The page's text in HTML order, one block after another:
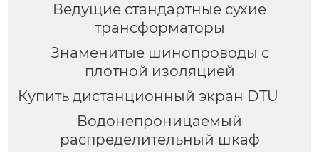
Ведущие стандартные сухие
трансформаторы
Знаменитые шинопроводы с
плотной изоляцией
Купить дистанционный экран DTU
Водонепроницаемый
распределительный шкаф